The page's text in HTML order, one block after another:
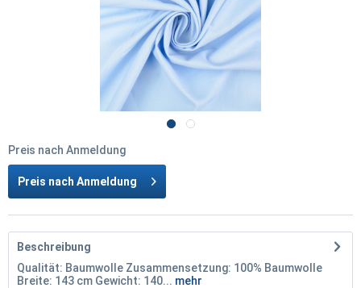
Preis nach Anmeldung
Preis nach Anmeldung
Beschreibung
Qualität: Baumwolle Zusammensetzung: 100% Baumwolle
Breite: 143 cm Gewicht: 140... mehr